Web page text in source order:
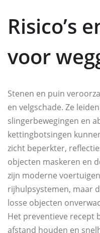
Risico’s
voor
Stenen en puin
en velgschade. Ze
slingerbewegingen en
kettingbotsingen
zicht beperkter,
objecten maskeren en
zijn moderne
rijhulpsystemen, maar
losse objecten
Het preventieve recept
afstand houden en